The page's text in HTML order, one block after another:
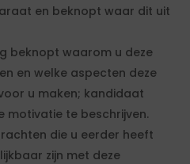
en beknopt waar dit uit
beknopt waarom u deze
en welke aspecten deze
u maken; kandidaat
motivatie te beschrijven.
die u eerder heeft
zijn met deze